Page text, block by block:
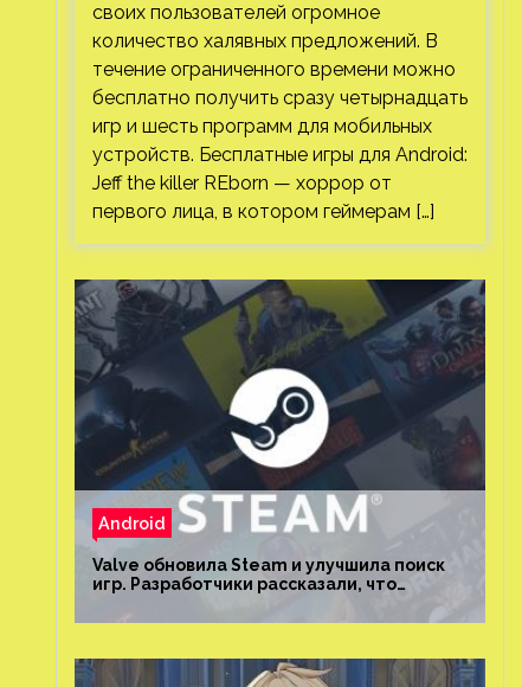
своих пользователей огромное
количество халявных предложений. В
течение ограниченного времени можно
бесплатно получить сразу четырнадцать
игр и шесть программ для мобильных
устройств. Бесплатные игры для Android:
Jeff the killer REborn — хоррор от
первого лица, в котором геймерам […]
Android
Valve обновила Steam и улучшила поиск
игр. Разработчики рассказали, что